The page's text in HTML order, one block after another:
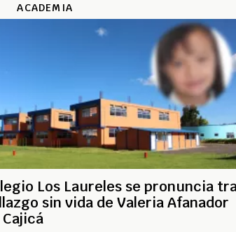
ACADEMIA
Los Laureles se pronuncia
sin vida de Valeria Afanador